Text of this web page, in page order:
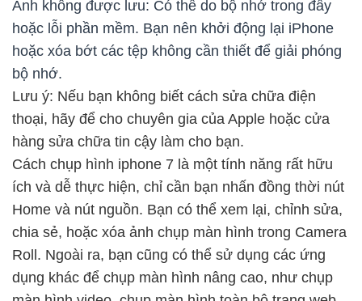
Ảnh không được lưu: Có thể do bộ nhớ trong đầy
hoặc lỗi phần mềm. Bạn nên khởi động lại iPhone
hoặc xóa bớt các tệp không cần thiết để giải phóng
bộ nhớ.
Lưu ý: Nếu bạn không biết cách sửa chữa điện
thoại, hãy để cho chuyên gia của Apple hoặc cửa
hàng sửa chữa tin cậy làm cho bạn.
Cách chụp hình iphone 7 là một tính năng rất hữu
ích và dễ thực hiện, chỉ cần bạn nhấn đồng thời nút
Home và nút nguồn. Bạn có thể xem lại, chỉnh sửa,
chia sẻ, hoặc xóa ảnh chụp màn hình trong Camera
Roll. Ngoài ra, bạn cũng có thể sử dụng các ứng
dụng khác để chụp màn hình nâng cao, như chụp